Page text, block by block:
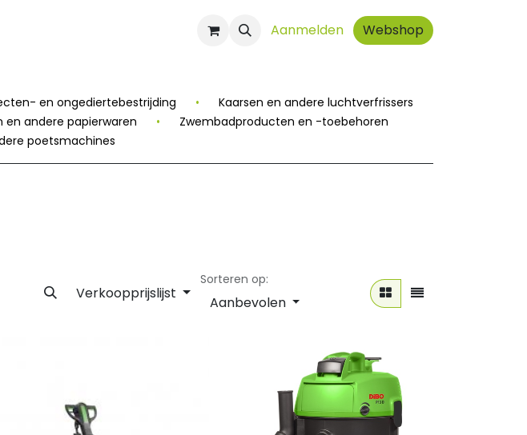
Aanmelden Webshop
en ongediertebestrijding •
Kaarsen en andere luchtverfrissers
andere papierwaren •
Zwembadproducten en -toebehoren
poetsmachines
Verkoopprijslijst
Sorteren op:
Aanbevolen